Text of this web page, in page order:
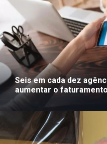
Seis em cada dez
aumentar o